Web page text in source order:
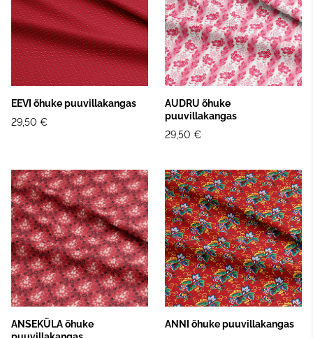
EEVI õhuke puuvillakangas
29,50 €
AUDRU õhuke
puuvillakangas
29,50 €
ANSEKÜLA õhuke
ANNI õhuke puuvillakangas